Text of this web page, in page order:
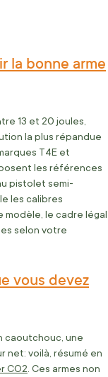
la bonne arme
13 et 20 joules,
la plus répandue
T4E et
les références
pistolet semi-
les calibres
modèle, le cadre légal
selon votre
vous devez
caoutchouc, une
net: voilà, résumé en
CO2 . Ces armes non